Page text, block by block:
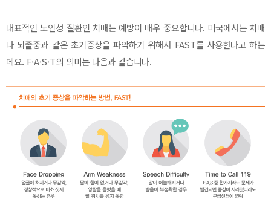
대표적인 노인성 질환인 치매는 예방이 매우 중요합니다. 미국에서는 치매
나 뇌졸중과 같은 초기증상을 파악하기 위해서 FAST를 사용한다고 하는
데요. F·A·S·T의 의미는 다음과 같습니다.